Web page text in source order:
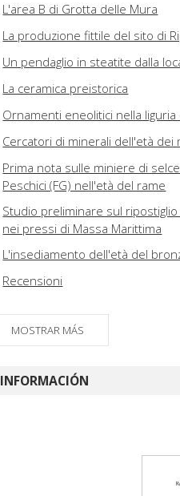
L'area B di Grotta delle Mura
La produzione fittile del sito di
Un pendaglio in steatite dalla
La ceramica preistorica
Ornamenti eneolitici nella liguria
Cercatori di minerali dell'età
Prima nota sulle miniere di
Peschici (FG) nell'età del rame
Studio preliminare sul
nei pressi di Massa Marittima
L'insediamento dell'età del
Recensioni
MOSTRAR MÁS
INFORMACIÓN